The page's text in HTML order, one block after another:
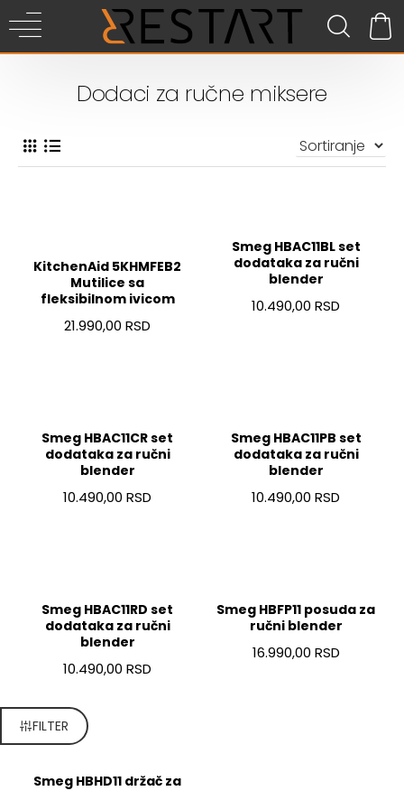
Dodaci za ručne miksere
KitchenAid 5KHMFEB2
Mutilice sa
fleksibilnom ivicom
21.990,00 RSD
Smeg HBAC11BL set
dodataka za ručni
blender
10.490,00 RSD
Smeg HBAC11CR set
dodataka za ručni
blender
10.490,00 RSD
Smeg HBAC11PB set
dodataka za ručni
blender
10.490,00 RSD
Smeg HBAC11RD set
dodataka za ručni
blender
10.490,00 RSD
Smeg HBFP11 posuda za
ručni blender
16.990,00 RSD
Smeg HBHD11 držač za
FILTER